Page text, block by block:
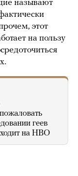
называют
этот
на пользу
геев
на HBO